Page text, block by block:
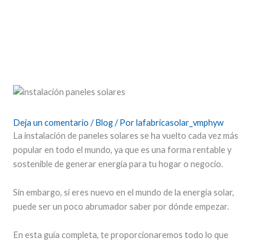
Deja un comentario /Blog/ Porlafabricasolar_vmphyw
La instalación de paneles solares se ha vuelto cada vez más
popular en todo el mundo, ya que es una forma rentable y
sostenible de generar energía para tu hogar o negocio.
Sin embargo, si eres nuevo en el mundo de la energía solar,
puede ser un poco abrumador saber por dónde empezar.
En esta guía completa, te proporcionaremos todo lo que